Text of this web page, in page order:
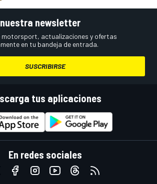
newsletter
motorsport, actualizaciones y ofertas
en tu bandeja de entrada.
SUSCRIBIRSE
tus aplicaciones
En redes sociales